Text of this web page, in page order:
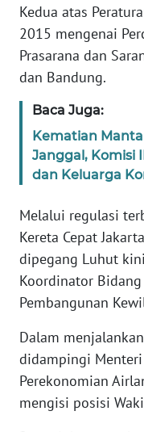
Kedua atas
2015 mengenai
Prasarana dan
dan Bandung.
Baca Juga:
Kematian
Janggal, Komisi
dan Keluarga
Melalui regulasi
Kereta Cepat
dipegang Luhut
Koordinator
Pembangunan
Dalam
didampingi
Perekonomian
mengisi posisi
MEDIA
SIBER
KARIR
Wahana
News
Regional
WN
WN
JAKARTA